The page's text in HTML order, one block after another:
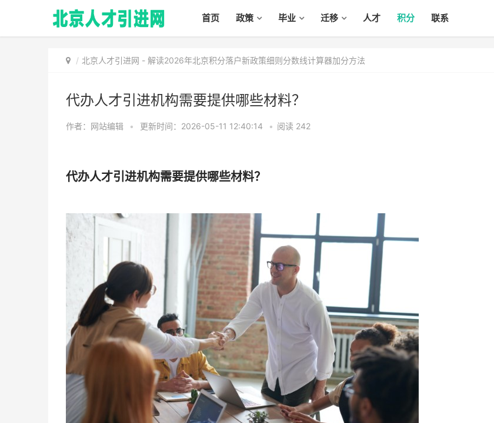
首页 政策 毕业 迁移 人才 积分 联系
北京人才引进网 - 解读2026年北京积分落户新政策细则分数线计算器加分方法
代办人才引进机构需要提供哪些材料？
作者：网站编辑 • 更新时间：2026-05-11 12:40:14 • 阅读 242
代办人才引进机构需要提供哪些材料？